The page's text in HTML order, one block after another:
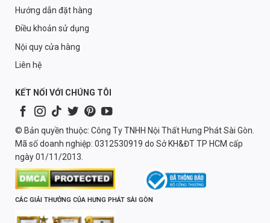
Hướng dẫn đặt hàng
Điều khoản sử dụng
Nội quy cửa hàng
Liên hệ
KẾT NỐI VỚI CHÚNG TÔI
© Bản quyền thuộc: Công Ty TNHH Nội Thất Hưng Phát Sài Gòn.
Mã số doanh nghiệp: 0312530919 do Sở KH&ĐT TP HCM cấp
ngày 01/11/2013.
CÁC GIẢI THƯỞNG CỦA HƯNG PHÁT SÀI GÒN